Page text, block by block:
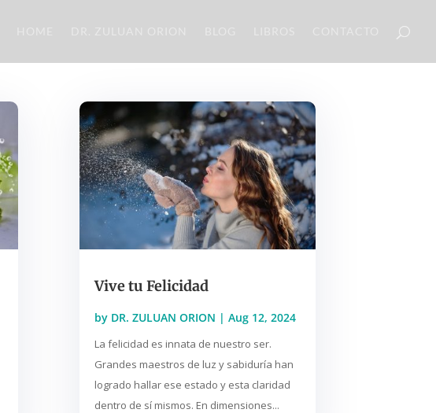
Vive tu Felicidad
by DR. ZULUAN ORION | Aug 12, 2024
La felicidad es innata de nuestro ser.
Grandes maestros de luz y sabiduría han
logrado hallar ese estado y esta claridad
dentro de sí mismos. En dimensiones...